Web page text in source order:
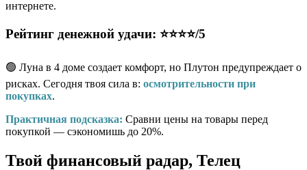
интернете.
Рейтинг денежной удачи: ⭐⭐⭐⭐/5
🟢 Луна в 4 доме создает комфорт, но Плутон предупреждает о
рисках. Сегодня твоя сила в: осмотрительности при
покупках.
Практичная подсказка: Сравни цены на товары перед
покупкой — сэкономишь до 20%.
Твой финансовый радар, Телец